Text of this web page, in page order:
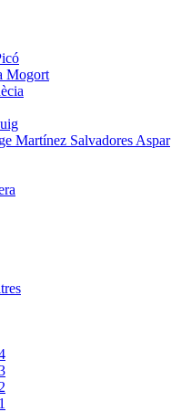
Mogort
Martínez Salvadores Aspar